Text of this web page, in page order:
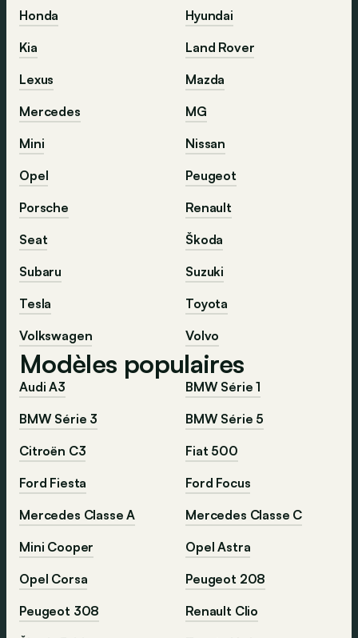
Honda
Hyundai
Kia
Land Rover
Lexus
Mazda
Mercedes
MG
Mini
Nissan
Opel
Peugeot
Porsche
Renault
Seat
Škoda
Subaru
Suzuki
Tesla
Toyota
Volkswagen
Volvo
Modèles populaires
Audi A3
BMW Série 1
BMW Série 3
BMW Série 5
Citroën C3
Fiat 500
Ford Fiesta
Ford Focus
Mercedes Classe A
Mercedes Classe C
Mini Cooper
Opel Astra
Opel Corsa
Peugeot 208
Peugeot 308
Renault Clio